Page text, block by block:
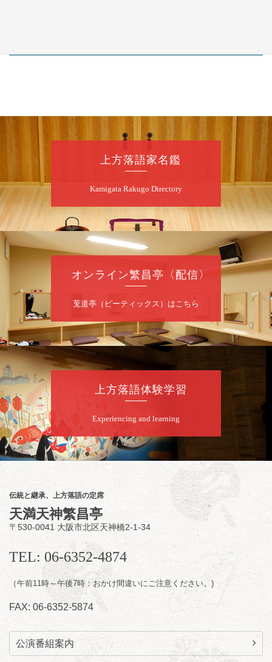
上方落語家名鑑
Kamigata Rakugo Directory
オンライン繁昌亭〈配信〉
莵道亭（ピーティックス）はこちら
上方落語体験学習
Experiencing and learning
伝統と継承、上方落語の定席
天満天神繁昌亭
〒530-0041 大阪市北区天神橋2-1-34
TEL: 06-6352-4874
（午前11時～午後7時：おかけ間違いにご注意ください。)
FAX: 06-6352-5874
公演番組案内